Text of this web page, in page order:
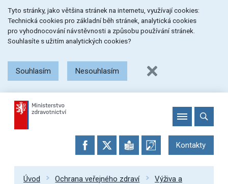
na
menu
na
obsah
na
patičku
stránky
Tyto stránky, jako většina stránek na internetu, využívají cookies:
Technická cookies pro základní běh stránek, analytická cookies
pro vyhodnocování návstěvnosti a způsobu používání stránek.
Souhlasíte s užitím analytických cookies?
Souhlasím Nesouhlasím
Kontakty
Úvod Ochrana veřejného zdraví
Výživa a